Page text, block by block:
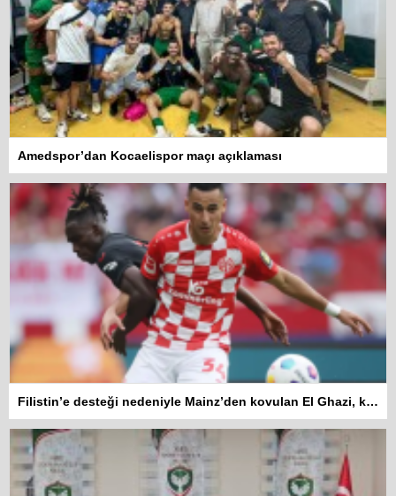
Amedspor’dan Kocaelispor maçı açıklaması
Filistin’e desteği nedeniyle Mainz’den kovulan El Ghazi, kazandığı tazminattan Gazzeli çocuklara bağış yapacak